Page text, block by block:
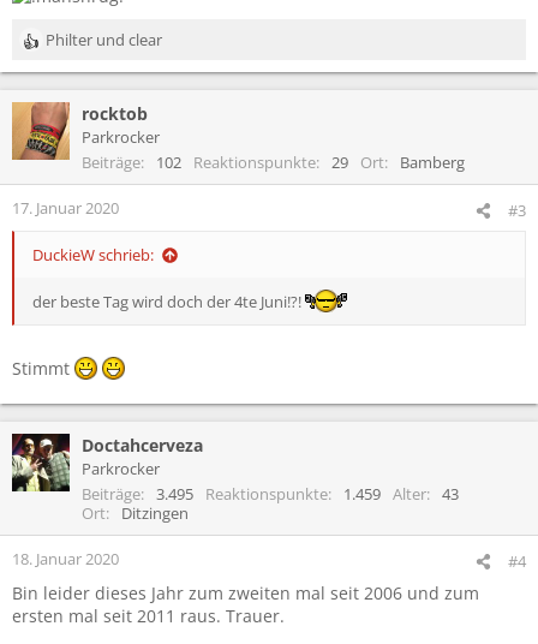
R
e
i
n
Philter und clear
rocktob
Parkrocker
Beiträge
102 Reaktionspunkte 29 Ort Bamberg
17. Januar 2020 #3
DuckieW schrieb:
der beste Tag wird doch der 4te Juni!?!
Stimmt
Doctahcerveza
Parkrocker
Beiträge
3.495 Reaktionspunkte 1.459 Alter
43
Ort
Ditzingen
18. Januar 2020 #4
Bin leider dieses Jahr zum zweiten mal seit 2006 und zum
ersten mal seit 2011 raus. Trauer.